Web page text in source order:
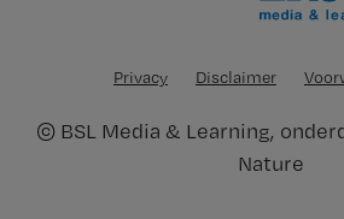
Privacy Disclaimer
© BSL Media & Learning,
Nature